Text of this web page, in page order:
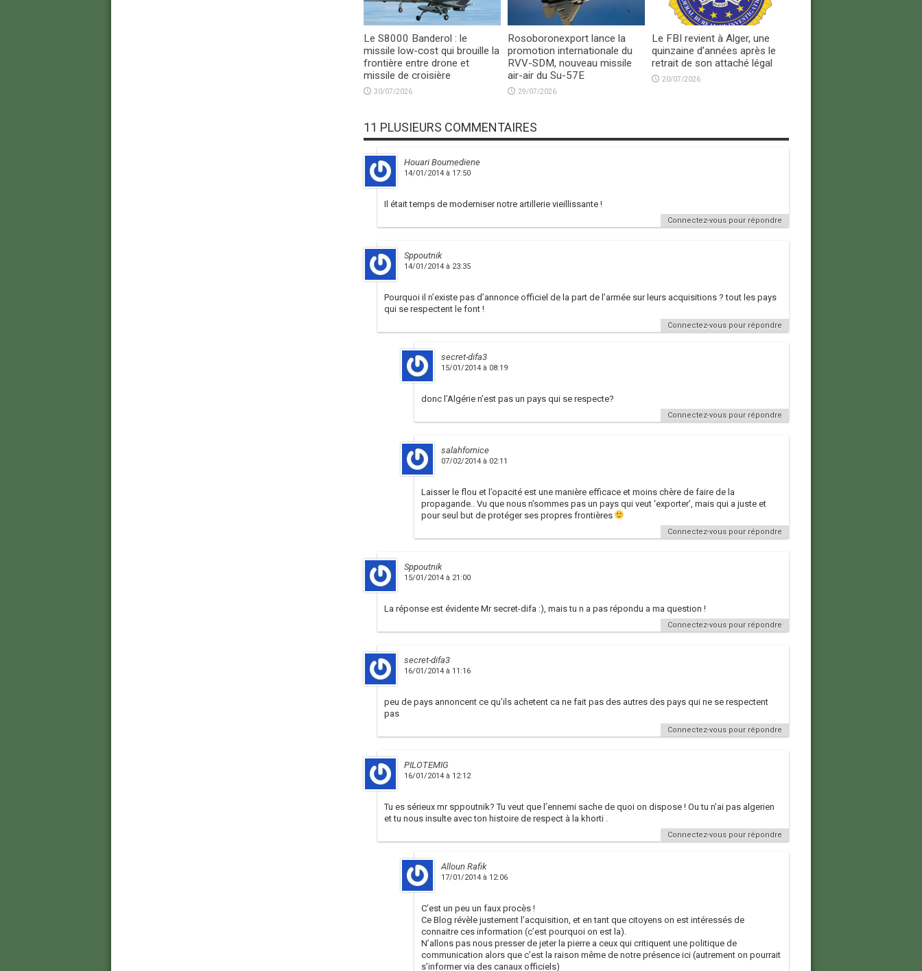
Le S8000 Banderol : le
missile low-cost qui brouille la
frontière entre drone et
missile de croisière
30/07/2026
Rosoboronexport lance la
promotion internationale du
RVV-SDM, nouveau missile
air-air du Su-57E
29/07/2026
Le FBI revient à Alger, une
quinzaine d’années après le
retrait de son attaché légal
20/07/2026
11 PLUSIEURS COMMENTAIRES
Houari Boumediene
14/01/2014 à 17:50
Il était temps de moderniser notre artillerie vieillissante !
Connectez-vous pour répondre
Sppoutnik
14/01/2014 à 23:35
Pourquoi il n’existe pas d’annonce officiel de la part de l’armée sur leurs acquisitions ? tout les pays
qui se respectent le font !
Connectez-vous pour répondre
secret-difa3
15/01/2014 à 08:19
donc l’Algérie n’est pas un pays qui se respecte?
Connectez-vous pour répondre
salahfornice
07/02/2014 à 02:11
Laisser le flou et l’opacité est une manière efficace et moins chère de faire de la
propagande.. Vu que nous n’sommes pas un pays qui veut ‘exporter’, mais qui a juste et
pour seul but de protéger ses propres frontières
Connectez-vous pour répondre
Sppoutnik
15/01/2014 à 21:00
La réponse est évidente Mr secret-difa :), mais tu n a pas répondu a ma question !
Connectez-vous pour répondre
secret-difa3
16/01/2014 à 11:16
peu de pays annoncent ce qu’ils achetent ca ne fait pas des autres des pays qui ne se respectent
pas
Connectez-vous pour répondre
PILOTEMIG
16/01/2014 à 12:12
Tu es sérieux mr sppoutnik? Tu veut que l’ennemi sache de quoi on dispose ! Ou tu n’ai pas algerien
et tu nous insulte avec ton histoire de respect à la khorti .
Connectez-vous pour répondre
Alloun Rafik
17/01/2014 à 12:06
C’est un peu un faux procès !
Ce Blog révèle justement l’acquisition, et en tant que citoyens on est intéressés de
connaitre ces information (c’est pourquoi on est la).
N’allons pas nous presser de jeter la pierre a ceux qui critiquent une politique de
communication alors que c’est la raison même de notre présence ici (autrement on pourrait
s’informer via des canaux officiels)